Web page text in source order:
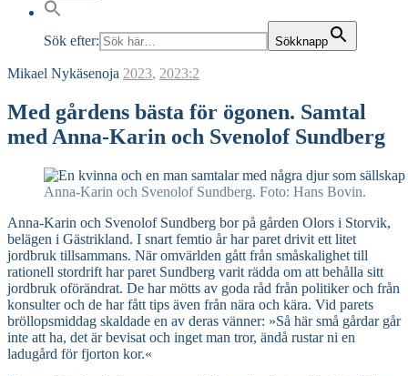
Sök efter: Sökknapp
Mikael Nykäsenoja 2023, 2023:2
Med gårdens bästa för ögonen. Samtal
med Anna-Karin och Svenolof Sundberg
Anna-Karin och Svenolof Sundberg. Foto: Hans Bovin.
Anna-Karin och Svenolof Sundberg bor på gården Olors i Storvik,
belägen i Gästrikland. I snart femtio år har paret drivit ett litet
jordbruk tillsammans. När omvärlden gått från småskalighet till
rationell stordrift har paret Sundberg varit rädda om att behålla sitt
jordbruk oförändrat. De har mötts av goda råd från politiker och från
konsulter och de har fått tips även från nära och kära. Vid parets
bröllopsmiddag skaldade en av deras vänner: »Så här små gårdar går
inte att ha, det är bevisat och inget man tror, ändå rustar ni en
ladugård för fjorton kor.«